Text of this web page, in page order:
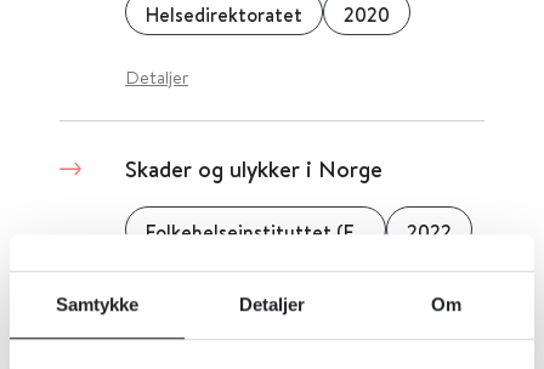
Samtykke Detaljer Om
Helsedirektoratet 2020
Detaljer
Skader og ulykker i Norge
2022